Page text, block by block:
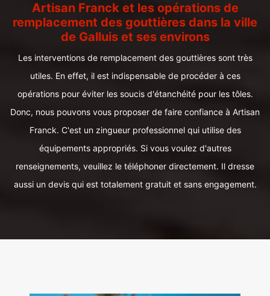
Artisan Franck et les opérations de
remplacement des gouttières dans la ville
de Galluis et ses environs
Les interventions de remplacement des gouttières sont très
utiles. En effet, il est indispensable de procéder à ces
opérations pour éviter les soucis d'étanchéité pour les tôles.
Donc, nous pouvons vous proposer de faire confiance à Artisan
Franck. C'est un zingueur professionnel qui utilise des
équipements appropriés. Si vous voulez d'autres
renseignements, veuillez le téléphoner directement. Il dresse
aussi un devis qui est totalement gratuit et sans engagement.